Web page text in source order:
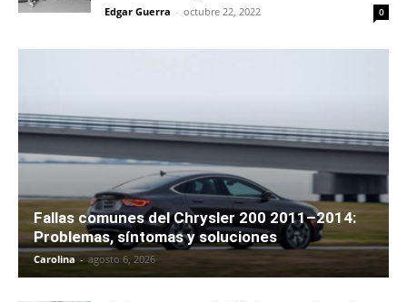
Edgar Guerra - octubre 22, 2022 0
Fallas comunes del Chrysler 200 2011–2014:
Problemas, síntomas y soluciones
Carolina - agosto 6, 2026